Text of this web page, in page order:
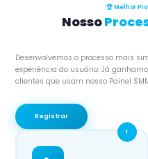
🏆 Melhor
Nosso
Desenvolvemos o processo mais
experiência do usuário. Já
clientes que usam nosso Painel
Registrar
1